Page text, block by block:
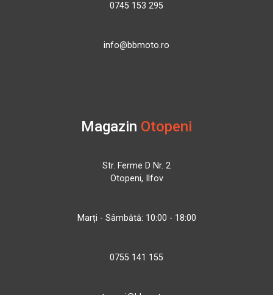
0745 153 295
info@bbmoto.ro
Magazin Otopeni
Str. Ferme D Nr. 2
Otopeni, Ilfov
Marți - Sâmbătă: 10:00 - 18:00
0755 141 155